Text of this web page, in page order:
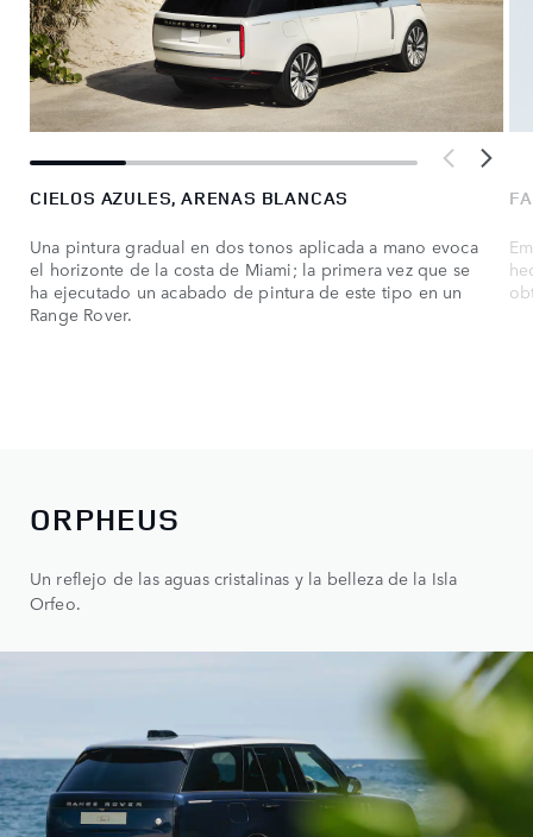
CIELOS AZULES, ARENAS BLANCAS
Una pintura gradual en dos tonos aplicada a mano evoca
el horizonte de la costa de Miami; la primera vez que se
ha ejecutado un acabado de pintura de este tipo en un
Range Rover.
ORPHEUS
Un reflejo de las aguas cristalinas y la belleza de la Isla
Orfeo.